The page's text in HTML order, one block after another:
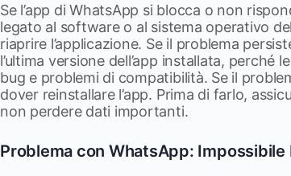
Se l’app di WhatsApp si blocca o non
legato al software o al sistema operativo
riaprire l’applicazione. Se il problema
l’ultima versione dell’app installata,
bug e problemi di compatibilità. Se il
dover reinstallare l’app. Prima di farlo,
non perdere dati importanti.
Problema con WhatsApp: